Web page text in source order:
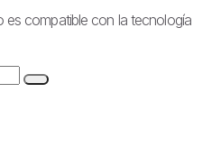
es compatible con la tecnología